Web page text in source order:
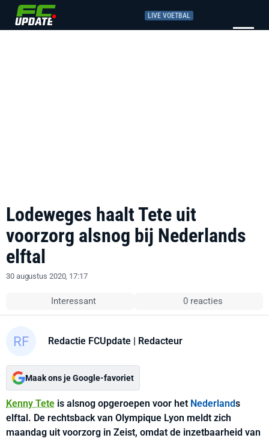
LIVE VOETBAL
Lodeweges haalt Tete uit
voorzorg alsnog bij Nederlands
elftal
30 augustus 2020, 17:17
Interessant 0 reacties
Redactie FCUpdate | Redacteur
Maak ons je Google-favoriet
Kenny Tete is alsnog opgeroepen voor het Nederlands
elftal. De rechtsback van Olympique Lyon meldt zich
maandag uit voorzorg in Zeist, omdat de inzetbaarheid van